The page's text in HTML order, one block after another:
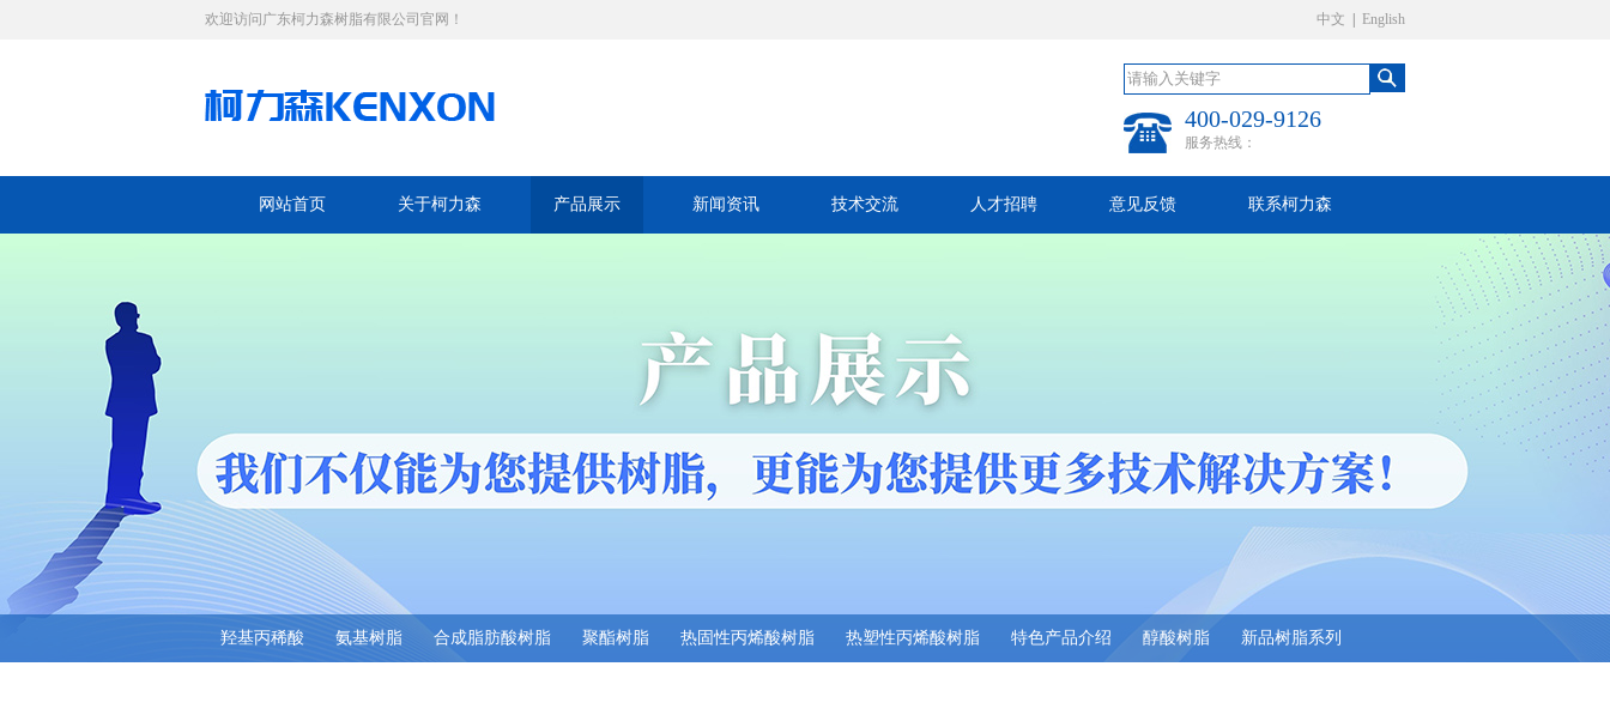
欢迎访问广东柯力森树脂有限公司官网！ 中文 English
400-029-9126
服务热线：
网站首页 关于柯力森 产品展示 新闻资讯 技术交流 人才招聘 意见反馈 联系柯力森
羟基丙稀酸 氨基树脂 合成脂肪酸树脂 聚酯树脂 热固性丙烯酸树脂 热塑性丙烯酸树脂 特色产品介绍 醇酸树脂 新品树脂系列